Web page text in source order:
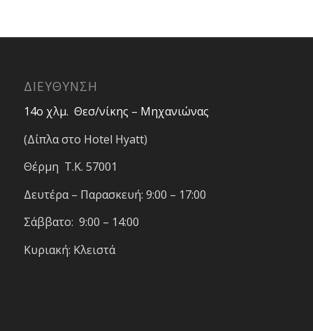
ΔΙΕΥΘΥΝΣΗ
14ο χλμ. Θεσ/νίκης – Μηχανιώνας
(Δίπλα στο Hotel Hyatt)
Θέρμη T.K. 57001
Δευτέρα – Παρασκευή: 9:00 – 17:00
Σάββατο: 9:00 – 14:00
Κυριακή: Κλειστά